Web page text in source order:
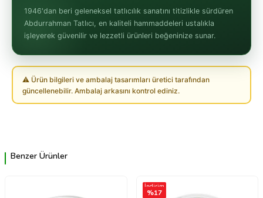
1946'dan beri geleneksel tatlıcılık sanatını titizlikle sürdüren
Abdurrahman Tatlıcı, en kaliteli hammaddeleri ustalıkla
işleyerek güvenilir ve lezzetli ürünleri beğeninize sunar.
⚠ Ürün bilgileri ve ambalaj tasarımları üretici tarafından
güncellenebilir. Ambalaj arkasını kontrol ediniz.
Benzer Ürünler
İndirim
%17